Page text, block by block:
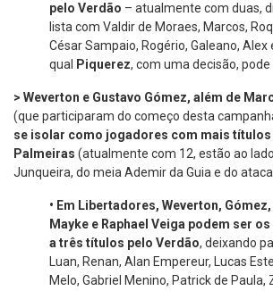
pelo Verdão – atualmente com duas,
lista com Valdir de Moraes, Marcos,
César Sampaio, Rogério, Galeano, Alex
qual
Piquerez, com uma decisão, pode
> Weverton e Gustavo Gómez, além de
(que participaram do começo desta
se isolar como jogadores com mais
Palmeiras (atualmente com 12, estão ao
Junqueira, do meia Ademir da Guia e do
• Em Libertadores, Weverton,
Mayke e Raphael Veiga podem ser
a três títulos pelo Verdão, deixando
Luan, Renan, Alan Empereur, Lucas
Melo, Gabriel Menino, Patrick de Paula,